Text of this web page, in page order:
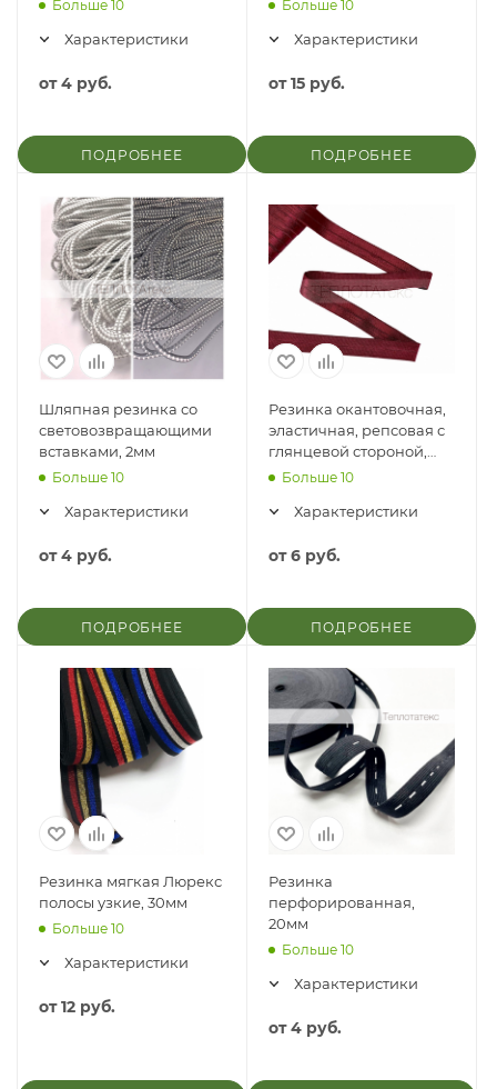
Больше 10
Характеристики
от4 руб.
ПОДРОБНЕЕ
Больше 10
Характеристики
от15 руб.
ПОДРОБНЕЕ
Шляпная резинка со
световозвращающими
вставками, 2мм
Больше 10
Характеристики
от4 руб.
ПОДРОБНЕЕ
Резинка окантовочная,
эластичная, репсовая с
глянцевой стороной,
20мм
Больше 10
Характеристики
от6 руб.
ПОДРОБНЕЕ
Резинка мягкая Люрекс
полосы узкие, 30мм
Больше 10
Характеристики
от12 руб.
Резинка
перфорированная,
20мм
Больше 10
Характеристики
от4 руб.